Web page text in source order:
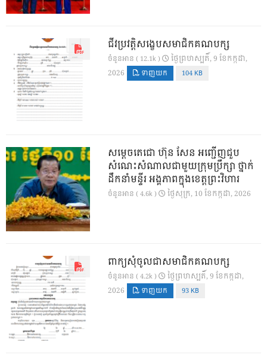
ជីវប្រវត្តិសង្ខេបសមាជិកគណបក្ស
ចំនួនអាន ( 12.1k )
ថ្ងៃ​ព្រហស្បតិ៍, 9 ខែ​កក្កដា,
2026
ទាញយក 104 KB
សម្តេចតេជោ ហ៊ុន សែន អញ្ជើញជួប
សំណេះសំណាលជាមួយក្រុមប្រឹក្សា ថ្នាក់
ដឹកនាំមន្ទីរ អង្គភាពក្នុងខេត្តព្រះវិហារ
ចំនួនអាន ( 4.6k ) ថ្ងៃ​សុក្រ, 10 ខែ​កក្កដា, 2026
ពាក្យសុំចូលជាសមាជិកគណបក្ស
ចំនួនអាន ( 4.2k )
ថ្ងៃ​ព្រហស្បតិ៍, 9 ខែ​កក្កដា,
2026
ទាញយក 93 KB